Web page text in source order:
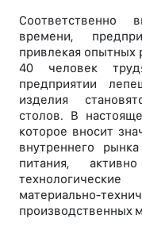
Соответственно
времени,
привлекая
40 человек
предприятии
изделия
столов. В
которое вносит
внутреннего
питания,
материально-
производственных